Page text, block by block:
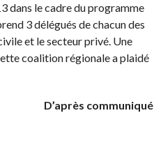
dans le cadre du programme
3 délégués de chacun des
et le secteur privé. Une
coalition régionale a plaidé
D’après communiqué